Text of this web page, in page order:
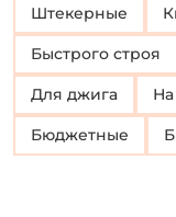
Штекерные
Быстрого строя
Для джига
Бюджетные